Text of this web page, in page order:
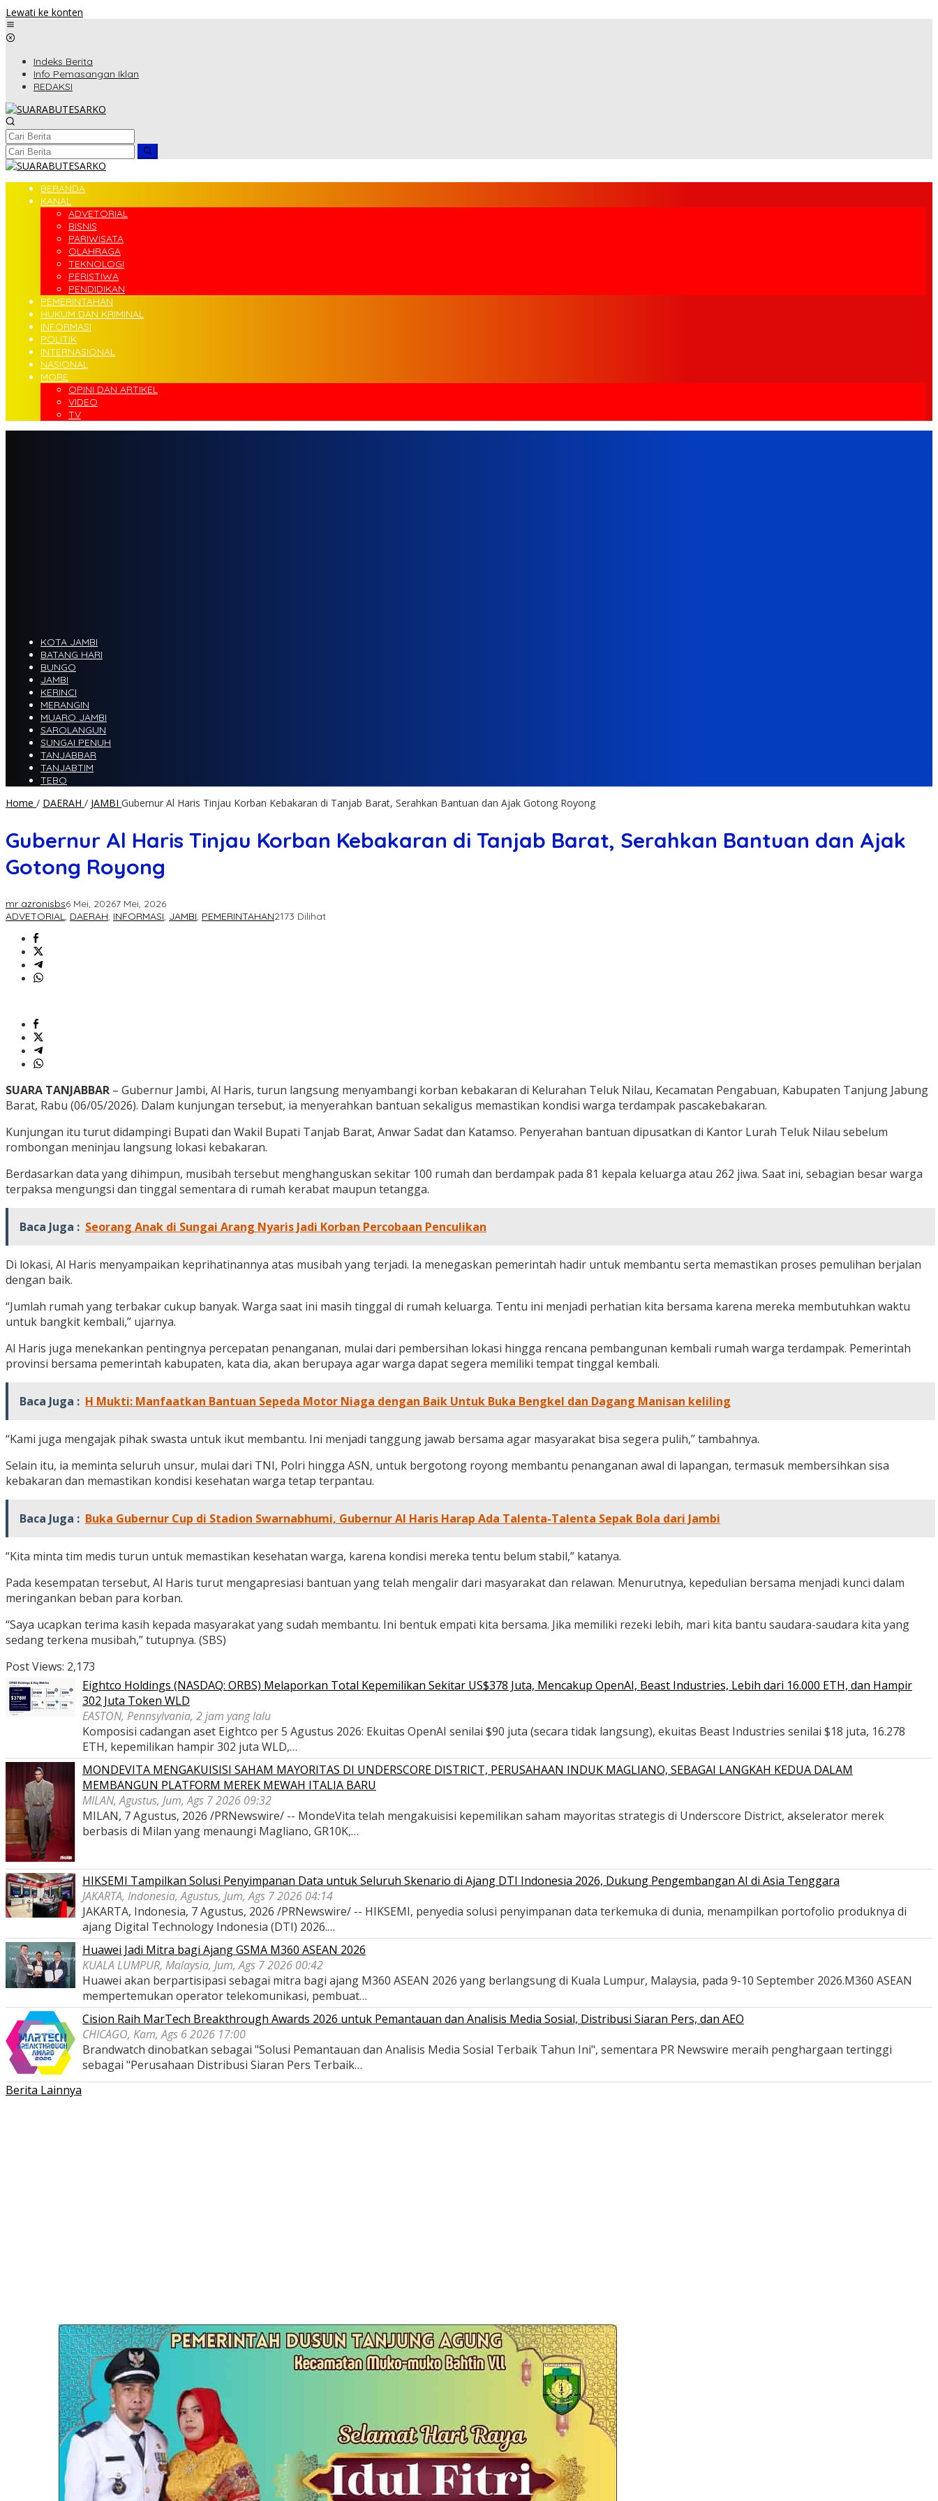
Lewati ke konten
Indeks Berita
Info Pemasangan Iklan
REDAKSI
BERANDA
KANAL
ADVETORIAL
BISNIS
PARIWISATA
OLAHRAGA
TEKNOLOGI
PERISTIWA
PENDIDIKAN
PEMERINTAHAN
HUKUM DAN KRIMINAL
INFORMASI
POLITIK
INTERNASIONAL
NASIONAL
MORE
OPINI DAN ARTIKEL
VIDEO
TV
KOTA JAMBI
BATANG HARI
BUNGO
JAMBI
KERINCI
MERANGIN
MUARO JAMBI
SAROLANGUN
SUNGAI PENUH
TANJABBAR
TANJABTIM
TEBO
Home / DAERAH / JAMBI Gubernur Al Haris Tinjau Korban Kebakaran di Tanjab Barat, Serahkan Bantuan dan Ajak Gotong Royong
Gubernur Al Haris Tinjau Korban Kebakaran di Tanjab Barat, Serahkan Bantuan dan Ajak
Gotong Royong
mr azronisbs6 Mei, 20267 Mei, 2026
ADVETORIAL, DAERAH, INFORMASI, JAMBI, PEMERINTAHAN2173 Dilihat
SUARA TANJABBAR – Gubernur Jambi, Al Haris, turun langsung menyambangi korban kebakaran di Kelurahan Teluk Nilau, Kecamatan Pengabuan, Kabupaten Tanjung Jabung
Barat, Rabu (06/05/2026). Dalam kunjungan tersebut, ia menyerahkan bantuan sekaligus memastikan kondisi warga terdampak pascakebakaran.
Kunjungan itu turut didampingi Bupati dan Wakil Bupati Tanjab Barat, Anwar Sadat dan Katamso. Penyerahan bantuan dipusatkan di Kantor Lurah Teluk Nilau sebelum
rombongan meninjau langsung lokasi kebakaran.
Berdasarkan data yang dihimpun, musibah tersebut menghanguskan sekitar 100 rumah dan berdampak pada 81 kepala keluarga atau 262 jiwa. Saat ini, sebagian besar warga
terpaksa mengungsi dan tinggal sementara di rumah kerabat maupun tetangga.
Baca Juga : Seorang Anak di Sungai Arang Nyaris Jadi Korban Percobaan Penculikan
Di lokasi, Al Haris menyampaikan keprihatinannya atas musibah yang terjadi. Ia menegaskan pemerintah hadir untuk membantu serta memastikan proses pemulihan berjalan
dengan baik.
“Jumlah rumah yang terbakar cukup banyak. Warga saat ini masih tinggal di rumah keluarga. Tentu ini menjadi perhatian kita bersama karena mereka membutuhkan waktu
untuk bangkit kembali,” ujarnya.
Al Haris juga menekankan pentingnya percepatan penanganan, mulai dari pembersihan lokasi hingga rencana pembangunan kembali rumah warga terdampak. Pemerintah
provinsi bersama pemerintah kabupaten, kata dia, akan berupaya agar warga dapat segera memiliki tempat tinggal kembali.
Baca Juga : H Mukti: Manfaatkan Bantuan Sepeda Motor Niaga dengan Baik Untuk Buka Bengkel dan Dagang Manisan keliling
“Kami juga mengajak pihak swasta untuk ikut membantu. Ini menjadi tanggung jawab bersama agar masyarakat bisa segera pulih,” tambahnya.
Selain itu, ia meminta seluruh unsur, mulai dari TNI, Polri hingga ASN, untuk bergotong royong membantu penanganan awal di lapangan, termasuk membersihkan sisa
kebakaran dan memastikan kondisi kesehatan warga tetap terpantau.
Baca Juga : Buka Gubernur Cup di Stadion Swarnabhumi, Gubernur Al Haris Harap Ada Talenta-Talenta Sepak Bola dari Jambi
“Kita minta tim medis turun untuk memastikan kesehatan warga, karena kondisi mereka tentu belum stabil,” katanya.
Pada kesempatan tersebut, Al Haris turut mengapresiasi bantuan yang telah mengalir dari masyarakat dan relawan. Menurutnya, kepedulian bersama menjadi kunci dalam
meringankan beban para korban.
“Saya ucapkan terima kasih kepada masyarakat yang sudah membantu. Ini bentuk empati kita bersama. Jika memiliki rezeki lebih, mari kita bantu saudara-saudara kita yang
sedang terkena musibah,” tutupnya. (SBS)
Post Views: 2,173
Eightco Holdings (NASDAQ: ORBS) Melaporkan Total Kepemilikan Sekitar US$378 Juta, Mencakup OpenAI, Beast Industries, Lebih dari 16.000 ETH, dan Hampir
302 Juta Token WLD
EASTON, Pennsylvania, 2 jam yang lalu
Komposisi cadangan aset Eightco per 5 Agustus 2026: Ekuitas OpenAI senilai $90 juta (secara tidak langsung), ekuitas Beast Industries senilai $18 juta, 16.278
ETH, kepemilikan hampir 302 juta WLD,…
MONDEVITA MENGAKUISISI SAHAM MAYORITAS DI UNDERSCORE DISTRICT, PERUSAHAAN INDUK MAGLIANO, SEBAGAI LANGKAH KEDUA DALAM
MEMBANGUN PLATFORM MEREK MEWAH ITALIA BARU
MILAN, Agustus, Jum, Ags 7 2026 09:32
MILAN, 7 Agustus, 2026 /PRNewswire/ -- MondeVita telah mengakuisisi kepemilikan saham mayoritas strategis di Underscore District, akselerator merek
berbasis di Milan yang menaungi Magliano, GR10K,…
HIKSEMI Tampilkan Solusi Penyimpanan Data untuk Seluruh Skenario di Ajang DTI Indonesia 2026, Dukung Pengembangan AI di Asia Tenggara
JAKARTA, Indonesia, Agustus, Jum, Ags 7 2026 04:14
JAKARTA, Indonesia, 7 Agustus, 2026 /PRNewswire/ -- HIKSEMI, penyedia solusi penyimpanan data terkemuka di dunia, menampilkan portofolio produknya di
ajang Digital Technology Indonesia (DTI) 2026.…
Huawei Jadi Mitra bagi Ajang GSMA M360 ASEAN 2026
KUALA LUMPUR, Malaysia, Jum, Ags 7 2026 00:42
Huawei akan berpartisipasi sebagai mitra bagi ajang M360 ASEAN 2026 yang berlangsung di Kuala Lumpur, Malaysia, pada 9-10 September 2026.M360 ASEAN
mempertemukan operator telekomunikasi, pembuat…
Cision Raih MarTech Breakthrough Awards 2026 untuk Pemantauan dan Analisis Media Sosial, Distribusi Siaran Pers, dan AEO
CHICAGO, Kam, Ags 6 2026 17:00
Brandwatch dinobatkan sebagai "Solusi Pemantauan dan Analisis Media Sosial Terbaik Tahun Ini", sementara PR Newswire meraih penghargaan tertinggi
sebagai "Perusahaan Distribusi Siaran Pers Terbaik…
Berita Lainnya